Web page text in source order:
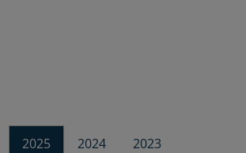
2025 2024 2023